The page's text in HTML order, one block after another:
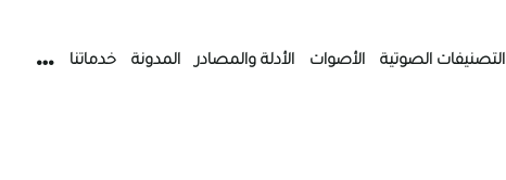
التصنيفات الصوتية الأصوات الأدلة والمصادر المدونة خدماتنا